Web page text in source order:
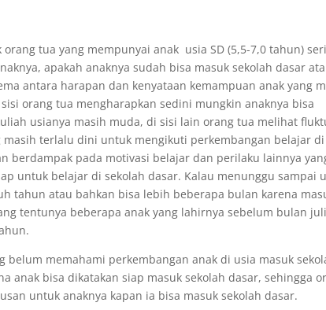
tua yang mempunyai anak usia SD (5,5-7,0 tahun)
apakah anaknya sudah bisa masuk sekolah dasar
antara harapan dan kenyataan kemampuan anak yang
orang tua mengharapkan sedini mungkin anaknya bisa
usianya masih muda, di sisi lain orang tua melihat
masih terlalu dini untuk mengikuti perkembangan belajar di
berdampak pada motivasi belajar dan perilaku lainnya
untuk belajar di sekolah dasar. Kalau menunggu sampai
tahun atau bahkan bisa lebih beberapa bulan karena
tentunya beberapa anak yang lahirnya sebelum bulan
memahami perkembangan anak di usia masuk
anak bisa dikatakan siap masuk sekolah dasar, sehingga
untuk anaknya kapan ia bisa masuk sekolah dasar.